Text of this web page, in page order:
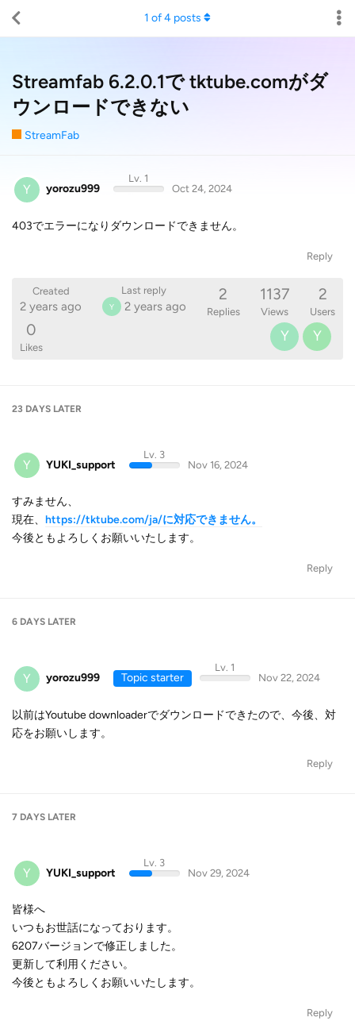
Streamfab 6.2.0.1で tktube.comがダ
ウンロードできない
StreamFab
1 of4 posts
Y yorozu999
Lv. 1
Oct 24, 2024
403でエラーになりダウンロードできません。
Reply
Created
2 years ago
Last reply
Y 2 years ago
2
Replies
1137
Views
2
Users
0
Likes
Y Y
23 DAYS LATER
Y YUKI_support
Lv. 3
Nov 16, 2024
すみません、
現在、 https://tktube.com/ja/に対応できません。
今後ともよろしくお願いいたします。
Reply
6 DAYS LATER
Y yorozu999 Topic starter
Lv. 1
Nov 22, 2024
以前はYoutube downloaderでダウンロードできたので、今後、対
応をお願いします。
Reply
7 DAYS LATER
Y YUKI_support
Lv. 3
Nov 29, 2024
皆様へ
いつもお世話になっております。
6207バージョンで修正しました。
更新して利用ください。
今後ともよろしくお願いいたします。
Reply